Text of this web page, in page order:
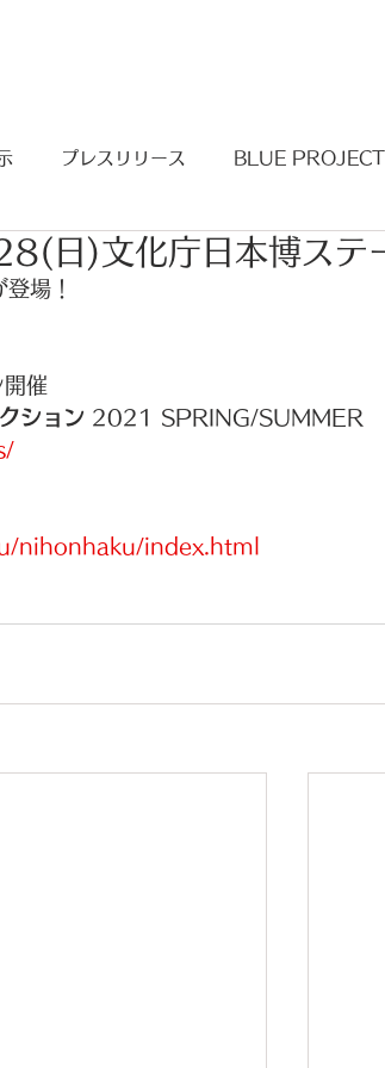
プレスリリース BLUE PROJECT
日)文化庁日本博ステ
場！
催
ション 2021 SPRING/SUMMER
nihonhaku/index.html